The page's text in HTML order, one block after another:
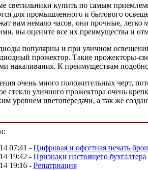
светильники купить по самым
для промышленного и бытового
вам немало часов, они прочные, легко
вы оцените все их преимущества и
популярны и при уличном
прожектор. Такие прожекторы-
накаливания. К преимуществам
очень много положительных черт,
стекло уличного прожектора очень
уровнем цветопередачи, а так же
07:41 - Цифровая и офсетная печать
19:42 - Признаки настоящего бухгалтера
19:16- Репатриация